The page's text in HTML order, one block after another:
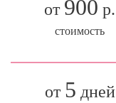
от 900 р.
стоимость
от 5 дней